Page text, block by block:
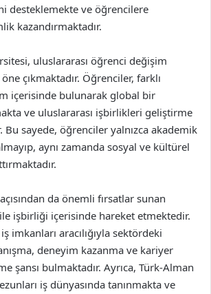
desteklemekte ve öğrencilere
kazandırmaktadır.
uluslararası öğrenci değişim
çıkmaktadır. Öğrenciler, farklı
içerisinde bulunarak global bir
ve uluslararası işbirlikleri geliştirme
Bu sayede, öğrenciler yalnızca akademik
aynı zamanda sosyal ve kültürel
da önemli fırsatlar sunan
işbirliği içerisinde hareket etmektedir.
imkanları aracılığıyla sektördeki
deneyim kazanma ve kariyer
şansı bulmaktadır. Ayrıca, Türk-Alman
iş dünyasında tanınmakta ve